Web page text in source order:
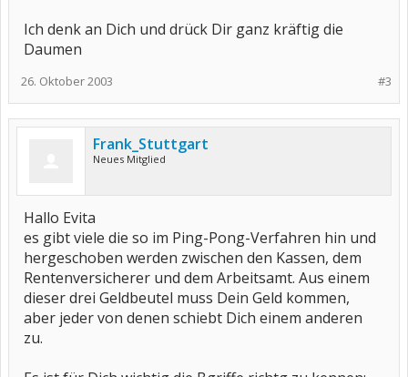
Ich denk an Dich und drück Dir ganz kräftig die
Daumen
#3
26. Oktober 2003
Frank_Stuttgart
Neues Mitglied
Hallo Evita
es gibt viele die so im Ping-Pong-Verfahren hin und
hergeschoben werden zwischen den Kassen, dem
Rentenversicherer und dem Arbeitsamt. Aus einem
dieser drei Geldbeutel muss Dein Geld kommen,
aber jeder von denen schiebt Dich einem anderen
zu.